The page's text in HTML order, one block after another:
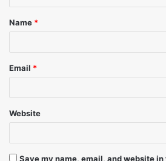
प्रेरणामयी युवा
टीवी एंकर
Name *
Email *
Website
Save my name, email, and website